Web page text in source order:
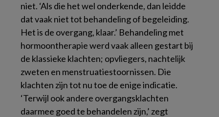
niet. ‘Als die het wel onderkende, dan leidde
dat vaak niet tot behandeling of begeleiding.
Het is de overgang, klaar.’ Behandeling met
hormoontherapie werd vaak alleen gestart bij
de klassieke klachten; opvliegers, nachtelijk
zweten en menstruatiestoornissen. Die
klachten zijn tot nu toe de enige indicatie.
‘Terwijl ook andere overgangsklachten
daarmee goed te behandelen zijn,’ zegt